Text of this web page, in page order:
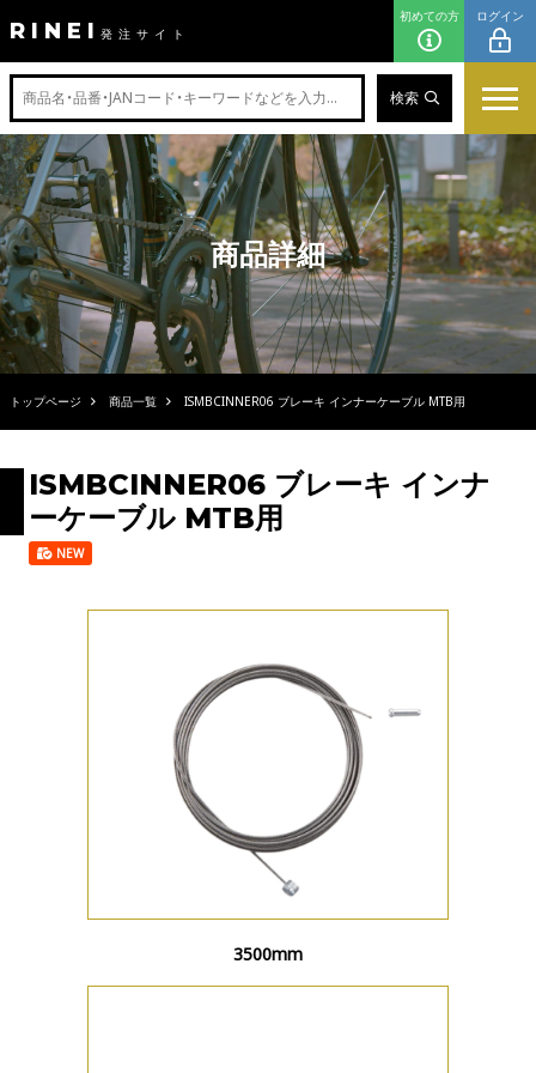
RINEI 発注サイト
初めての方 ログイン
検索
商品詳細
トップページ 商品一覧 ISMBCINNER06 ブレーキ インナーケーブル MTB用
ISMBCINNER06 ブレーキ インナ
ーケーブル MTB用
NEW
3500mm